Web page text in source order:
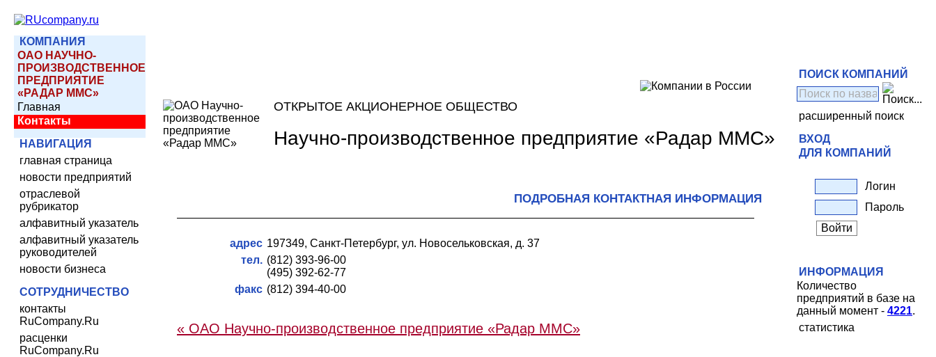
КОМПАНИЯ
ОАО НАУЧНО-
ПРОИЗВОДСТВЕННОЕ
ПРЕДПРИЯТИЕ
«РАДАР ММС»
Главная
Контакты
НАВИГАЦИЯ
главная страница
новости предприятий
отраслевой
рубрикатор
алфавитный указатель
алфавитный указатель
руководителей
новости бизнеса
СОТРУДНИЧЕСТВО
контакты
RuCompany.Ru
расценки
RuCompany.Ru
ОТКРЫТОЕ АКЦИОНЕРНОЕ ОБЩЕСТВО
Научно-производственное предприятие «Радар ММС»
ПОДРОБНАЯ КОНТАКТНАЯ ИНФОРМАЦИЯ
адрес 197349, Санкт-Петербург, ул. Новосельковская, д. 37
тел. (812) 393-96-00
(495) 392-62-77
факс (812) 394-40-00
« ОАО Научно-производственное предприятие «Радар ММС»
ПОИСК КОМПАНИЙ
расширенный поиск
ВХОД
ДЛЯ КОМПАНИЙ
Логин
Пароль
ИНФОРМАЦИЯ
Количество
предприятий в базе на
данный момент - 4221.
статистика